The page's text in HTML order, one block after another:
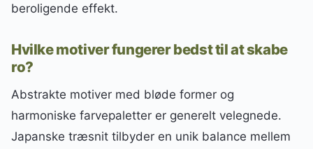
beroligende effekt.
Hvilke motiver fungerer bedst til at skabe
ro?
Abstrakte motiver med bløde former og
harmoniske farvepaletter er generelt velegnede.
Japanske træsnit tilbyder en unik balance mellem